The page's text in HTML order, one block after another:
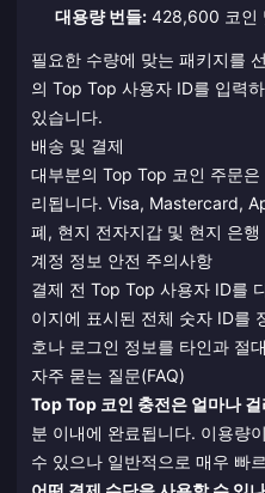
대용량 번들:428,600 코인
필요한 수량에 맞는 패키지를
의 Top Top 사용자 ID를 입력
있습니다.
배송 및 결제
대부분의 Top Top 코인 주문은
리됩니다. Visa, Mastercard,
폐, 현지 전자지갑 및 현지 은
계정 정보 안전 주의사항
결제 전 Top Top 사용자 ID를
이지에 표시된 전체 숫자 ID를
호나 로그인 정보를 타인과 절
자주 묻는 질문(FAQ)
Top Top 코인 충전은 얼마나
분 이내에 완료됩니다. 이용량
수 있으나 일반적으로 매우 빠